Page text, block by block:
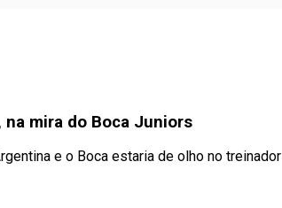
mira do Boca Juniors
e o Boca estaria de olho no treinador